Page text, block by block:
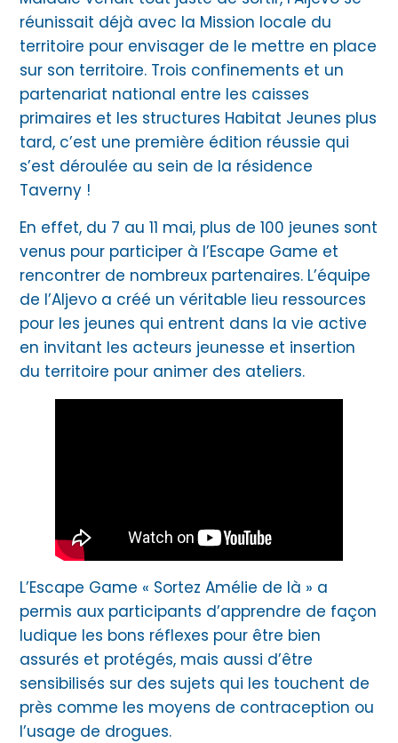
réunissait déjà avec la Mission locale du
territoire pour envisager de le mettre en place
sur son territoire. Trois confinements et un
partenariat national entre les caisses
primaires et les structures Habitat Jeunes plus
tard, c’est une première édition réussie qui
s’est déroulée au sein de la résidence
Taverny !
En effet, du 7 au 11 mai, plus de 100 jeunes sont
venus pour participer à l’Escape Game et
rencontrer de nombreux partenaires. L’équipe
de l’Aljevo a créé un véritable lieu ressources
pour les jeunes qui entrent dans la vie active
en invitant les acteurs jeunesse et insertion
du territoire pour animer des ateliers.
L’Escape Game « Sortez Amélie de là » a
permis aux participants d’apprendre de façon
ludique les bons réflexes pour être bien
assurés et protégés, mais aussi d’être
sensibilisés sur des sujets qui les touchent de
près comme les moyens de contraception ou
l’usage de drogues.